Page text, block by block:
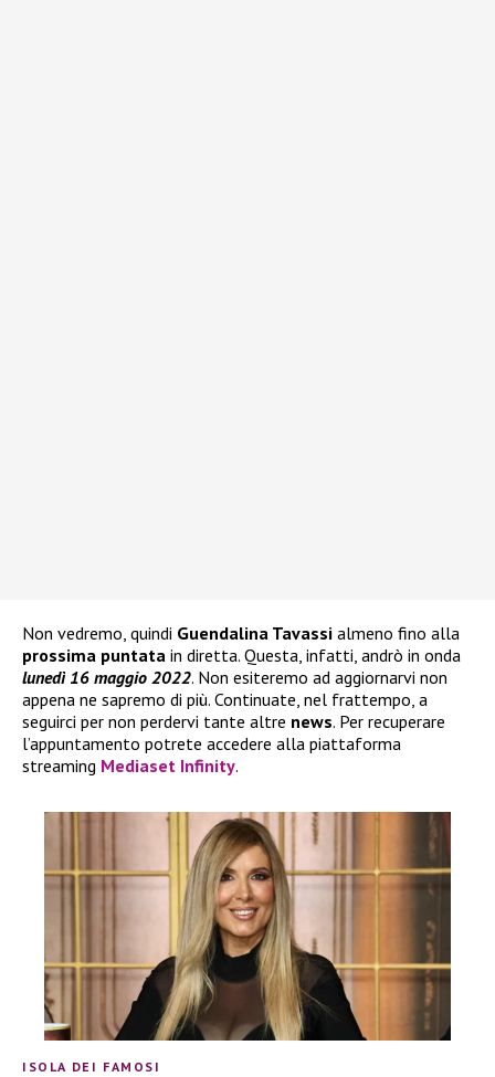
Non vedremo, quindi Guendalina Tavassi almeno fino alla
prossima puntata in diretta. Questa, infatti, andrò in onda
lunedì 16 maggio 2022. Non esiteremo ad aggiornarvi non
appena ne sapremo di più. Continuate, nel frattempo, a
seguirci per non perdervi tante altre news. Per recuperare
l’appuntamento potrete accedere alla piattaforma
streaming Mediaset Infinity.
ISOLA DEI FAMOSI